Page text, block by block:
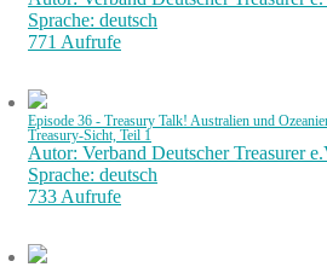
Sprache: deutsch
771 Aufrufe
Episode 36 - Treasury Talk! Australien und
Treasury-Sicht, Teil 1
Autor: Verband Deutscher Treasurer
Sprache: deutsch
733 Aufrufe